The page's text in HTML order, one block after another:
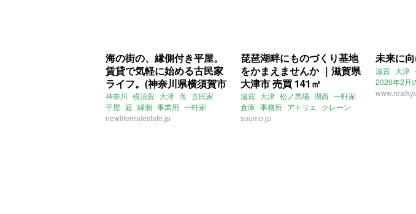
海の街の、縁側付き平屋。
賃貸で気軽に始める古民家
ライフ。(神奈川県横須賀市
98㎡の賃貸物件)
神奈川 横須賀 大津 海 古民家
平屋 庭 縁側 事業用 一軒家
大家女子 新しい暮らし発見不動産
newliferealestate.jp
琵琶湖畔にものづくり基地
をかまえませんか ｜滋賀県
大津市 売買 141㎡
滋賀 大津 松ノ馬場 湖西 一軒家
倉庫 事務所 アトリエ クレーン
suumo.jp
未来に
滋賀 大津
2020年2月